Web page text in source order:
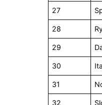
27
28
29
30
31
32